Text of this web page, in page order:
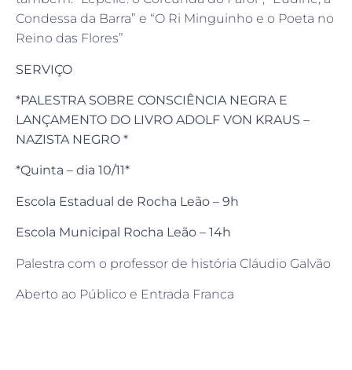
Condessa da Barra” e “O Ri Minguinho e o Poeta no
Reino das Flores”
SERVIÇO
*PALESTRA SOBRE CONSCIÊNCIA NEGRA E
LANÇAMENTO DO LIVRO ADOLF VON KRAUS –
NAZISTA NEGRO *
*Quinta – dia 10/11*
Escola Estadual de Rocha Leão – 9h
Escola Municipal Rocha Leão – 14h
Palestra com o professor de história Cláudio Galvão
Aberto ao Público e Entrada Franca